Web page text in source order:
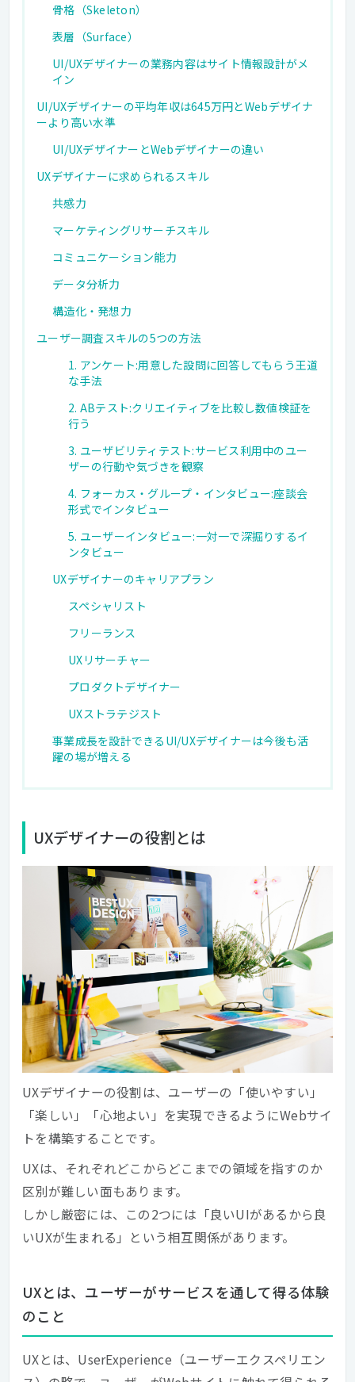
骨格（Skeleton）
表層（Surface）
UI/UXデザイナーの業務内容はサイト情報設計がメ
イン
UI/UXデザイナーの平均年収は645万円とWebデザイナ
ーより高い水準
UI/UXデザイナーとWebデザイナーの違い
UXデザイナーに求められるスキル
共感力
マーケティングリサーチスキル
コミュニケーション能力
データ分析力
構造化・発想力
ユーザー調査スキルの5つの方法
1. アンケート:用意した設問に回答してもらう王道
な手法
2. ABテスト:クリエイティブを比較し数値検証を
行う
3. ユーザビリティテスト:サービス利用中のユー
ザーの行動や気づきを観察
4. フォーカス・グループ・インタビュー:座談会
形式でインタビュー
5. ユーザーインタビュー:一対一で深掘りするイ
ンタビュー
UXデザイナーのキャリアプラン
スペシャリスト
フリーランス
UXリサーチャー
プロダクトデザイナー
UXストラテジスト
事業成長を設計できるUI/UXデザイナーは今後も活
躍の場が増える
UXデザイナーの役割とは
UXデザイナーの役割は、ユーザーの「使いやすい」
「楽しい」「心地よい」を実現できるようにWebサイ
トを構築することです。
UXは、それぞれどこからどこまでの領域を指すのか
区別が難しい面もあります。
しかし厳密には、この2つには「良いUIがあるから良
いUXが生まれる」という相互関係があります。
UXとは、ユーザーがサービスを通して得る体験
のこと
UXとは、UserExperience（ユーザーエクスペリエン